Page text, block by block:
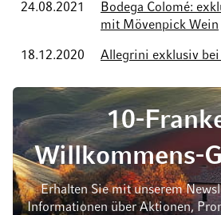
24.08.2021
Bodega Colomé:
mit Mövenpick Wein
18.12.2020 Allegrini exklusiv
10-
Willkommens-
Erhalten Sie mit unserem
Informationen über Aktionen,